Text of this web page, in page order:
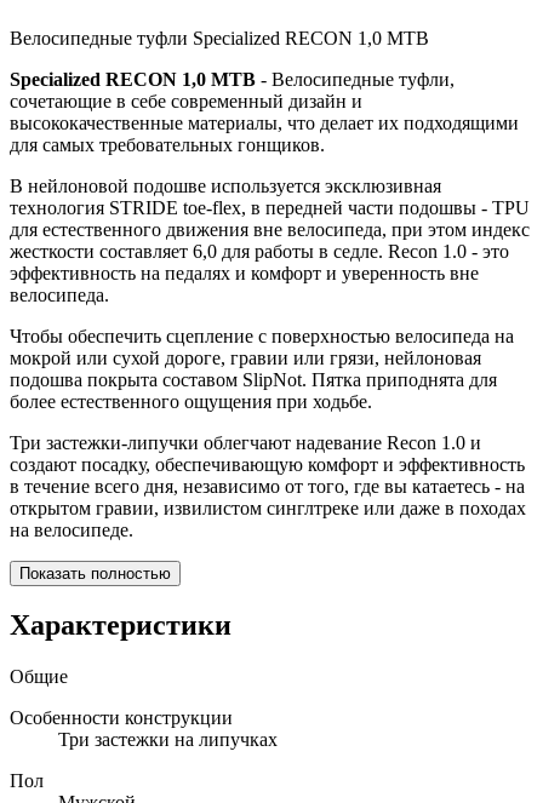
Велосипедные туфли Specialized RECON 1,0 MTB
Specialized RECON 1,0 MTB - Велосипедные туфли,
сочетающие в себе современный дизайн и
высококачественные материалы, что делает их подходящими
для самых требовательных гонщиков.
В нейлоновой подошве используется эксклюзивная
технология STRIDE toe-flex, в передней части подошвы - TPU
для естественного движения вне велосипеда, при этом индекс
жесткости составляет 6,0 для работы в седле. Recon 1.0 - это
эффективность на педалях и комфорт и уверенность вне
велосипеда.
Чтобы обеспечить сцепление с поверхностью велосипеда на
мокрой или сухой дороге, гравии или грязи, нейлоновая
подошва покрыта составом SlipNot. Пятка приподнята для
более естественного ощущения при ходьбе.
Три застежки-липучки облегчают надевание Recon 1.0 и
создают посадку, обеспечивающую комфорт и эффективность
в течение всего дня, независимо от того, где вы катаетесь - на
открытом гравии, извилистом синглтреке или даже в походах
на велосипеде.
Показать полностью
Характеристики
Общие
Особенности конструкции
Три застежки на липучках
Пол